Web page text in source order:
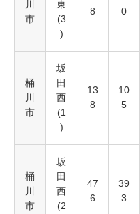
川
市
東
(3
)
8
0
桶
川
市
坂
田
西
(1
)
13
8
10
5
桶
川
市
坂
田
西
(2
47
6
39
3